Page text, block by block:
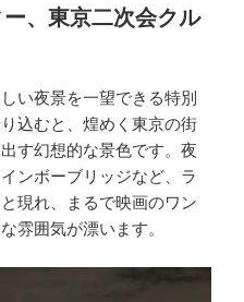
、東京二次会クル
い夜景を一望できる特別
込むと、煌めく東京の街
す幻想的な景色です。夜
ンボーブリッジなど、ラ
現れ、まるで映画のワン
雰囲気が漂います。